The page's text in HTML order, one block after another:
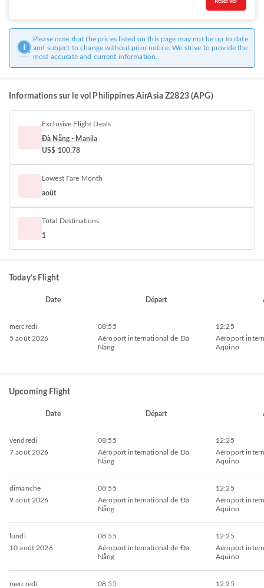
Réserver
Please note that the prices listed on this page may not be up to date
and subject to change without prior notice. We strive to provide the
most accurate and current information.
Informations sur le vol Philippines AirAsia Z2823 (APG)
Exclusive Flight Deals
Đà Nẵng - Manila
US$ 100.78
Lowest Fare Month
août
Total Destinations
1
Today’s Flight
Date Départ
mercredi
5 août 2026
08:55
Aéroport international de Đà
Nẵng
12:25
Aéroport
Aquino
Upcoming Flight
Date Départ
vendredi
7 août 2026
08:55
Aéroport international de Đà
Nẵng
12:25
Aéroport
Aquino
dimanche
9 août 2026
08:55
Aéroport international de Đà
Nẵng
12:25
Aéroport
Aquino
lundi
10 août 2026
08:55
Aéroport international de Đà
Nẵng
12:25
Aéroport
Aquino
mercredi
08:55
12:25